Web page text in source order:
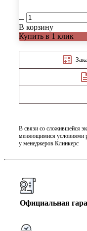
В корзину
Купить в 1 клик
В связи со сложившейся
меняющимися условиями
у менеджеров Клинкерс
Официальная